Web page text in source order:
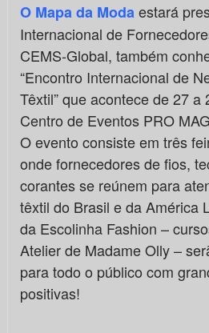
O Mapa da Modaestará
Internacional de
CEMS-Global, também
“Encontro Internacional de
Têxtil” que acontece de 27 a
Centro de Eventos PRO
O evento consiste em três
onde fornecedores de fios,
corantes se reúnem para
têxtil do Brasil e da América
da Escolinha Fashion –
Atelier de Madame Olly –
para todo o público com
positivas!